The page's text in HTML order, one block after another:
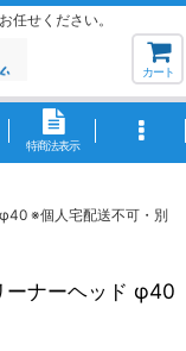
任せください。
カート
特商法表示
※個人宅配送不可・別
ーナーヘッド φ40